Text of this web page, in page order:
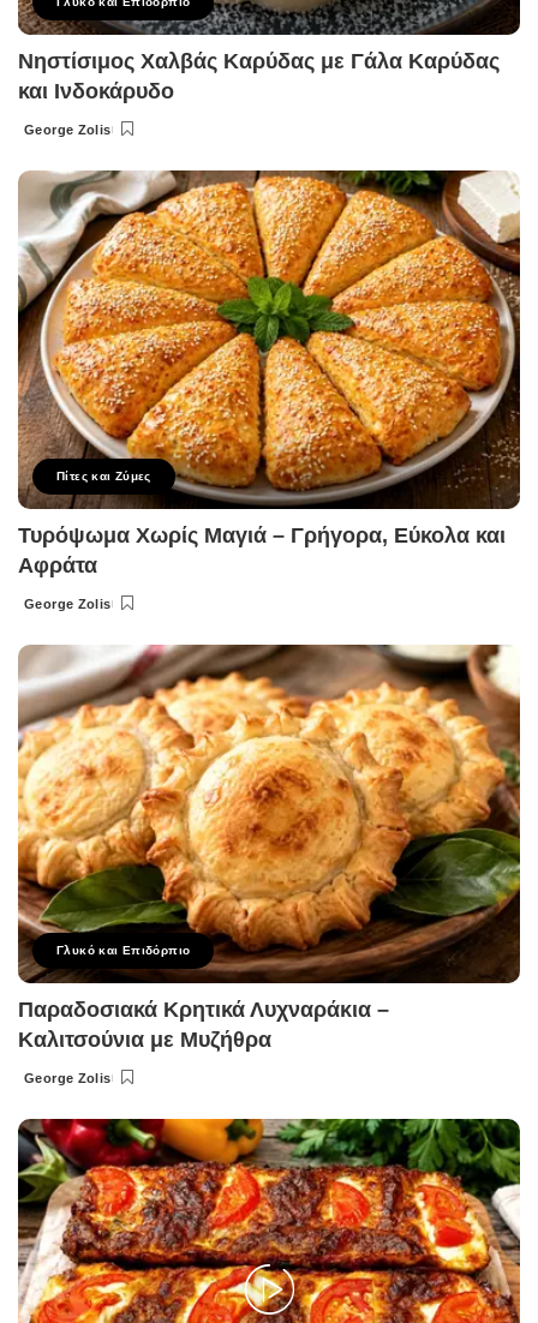
Νηστίσιμος Χαλβάς Καρύδας με Γάλα Καρύδας
και Ινδοκάρυδο
Posted
George Zolis
Πίτες και Ζύμες
Τυρόψωμα Χωρίς Μαγιά – Γρήγορα, Εύκολα και
Αφράτα
Posted
George Zolis
Γλυκό και Επιδόρπιο
Παραδοσιακά Κρητικά Λυχναράκια –
Καλιτσούνια με Μυζήθρα
Posted
George Zolis